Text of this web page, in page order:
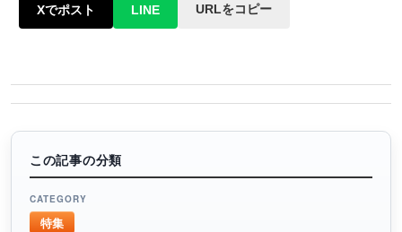
Xでポスト LINE URLをコピー
この記事の分類
CATEGORY
特集